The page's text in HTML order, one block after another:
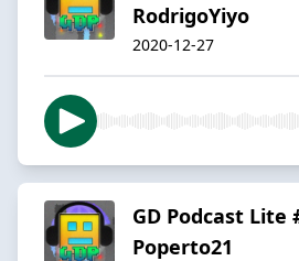
RodrigoYiyo
2020-12-27
GD Podcast Lite
Poperto21